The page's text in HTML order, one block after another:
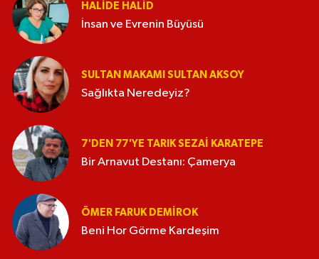
HALIDE HALID
İnsan ve Evrenin Büyüsü
SULTAN MAKAMI SULTAN AKSOY
Sağlıkta Neredeyiz?
7'DEN 77'YE TARIK SEZAI KARATEPE
Bir Arnavut Destanı: Çamerya
ÖMER FARUK DEMIROK
Beni Hor Görme Kardeşim